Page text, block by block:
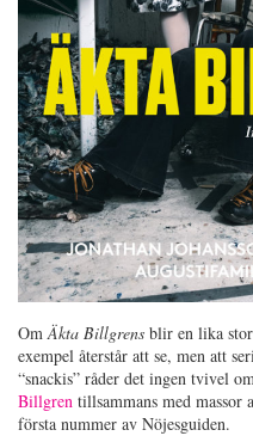
OmÄkta Billgrens blir en lika
exempel återstår att se, men att
“snackis” råder det ingen tvivel
Billgren tillsammans med massor
första nummer av Nöjesguiden.